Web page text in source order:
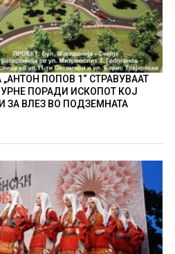
ПОПОВ 1“ СТРАВУВААТ
ПОРАДИ ИСКОПОТ КОЈ
ЗА ВЛЕЗ ВО ПОДЗЕМНАТА